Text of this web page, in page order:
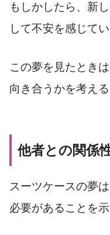
もしかしたら、新
して不安を感じて
この夢を見たとき
向き合うかを考える
他者との関係
スーツケースの夢
必要があることを